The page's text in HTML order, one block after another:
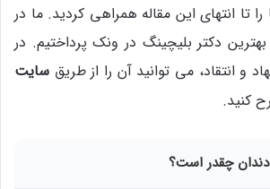
تا انتهای این مقاله همراهی کردید. ما در
دکتر بلیچینگ در ونک پرداختیم. در
و انتقاد، می توانید آن را از طریق سایت
کنید.
دندان چقدر است؟